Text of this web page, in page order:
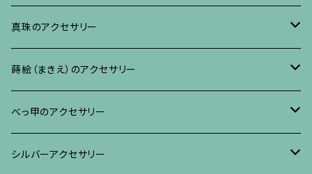
ブレスレット、バングル、その他
ネックレス・ペンダント
リング
ブレスレット・バングル、その他
イヤリング・ピアス
ネックレス、ペンダント
ブレスレット、その他
ブローチ
イヤリング・ピアス
ネックレス、ペンダント
リング
真珠のアクセサリー
ブローチ
イヤリング・ピアス
ネックレス、ペンダント
蒔絵（まきえ）のアクセサリー
べっ甲に蒔絵のアクセサリー
ブローチ
真珠に蒔絵のアクセサリー
べっ甲のアクセサリー
ブローチ
シルバーアクセサリー